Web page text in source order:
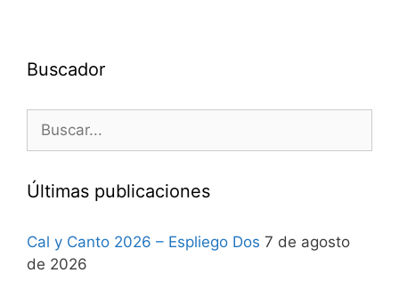
Buscador
Últimas publicaciones
Cal y Canto 2026 – Espliego Dos 7 de agosto
de 2026